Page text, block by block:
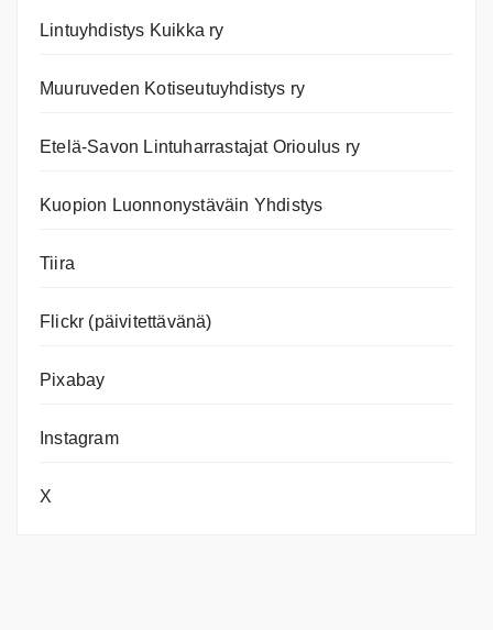
Lintuyhdistys Kuikka ry
Muuruveden Kotiseutuyhdistys ry
Etelä-Savon Lintuharrastajat Orioulus ry
Kuopion Luonnonystäväin Yhdistys
Tiira
Flickr (päivitettävänä)
Pixabay
Instagram
X